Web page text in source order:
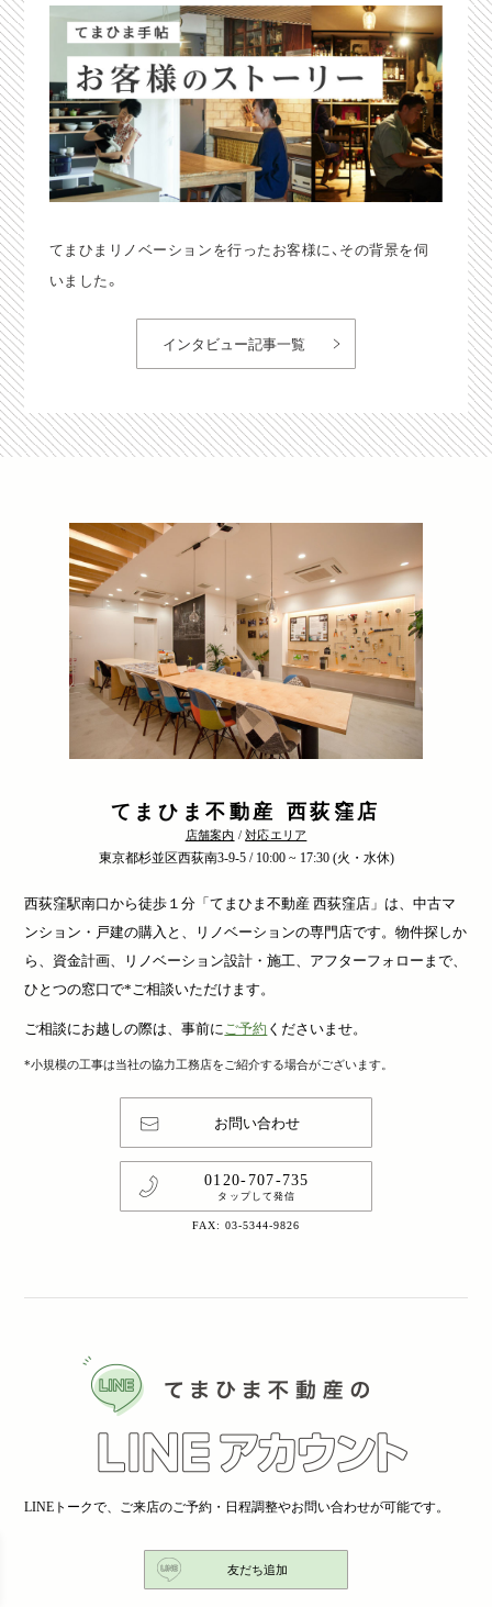
てまひまリノベーションを行ったお客様に、その背景を伺
いました。
インタビュー記事一覧
てまひま不動産 西荻窪店
店舗案内 /対応エリア
東京都杉並区西荻南3-9-5 / 10:00 ~ 17:30 (火・水休)
西荻窪駅南口から徒歩１分「てまひま不動産 西荻窪店」は、中古マ
ンション・戸建の購入と、リノベーションの専門店です。物件探しか
ら、資金計画、リノベーション設計・施工、アフターフォローまで、
ひとつの窓口で*ご相談いただけます。
ご相談にお越しの際は、事前に ご予約 くださいませ。
*小規模の工事は当社の協力工務店をご紹介する場合がございます。
お問い合わせ
0120-707-735
タップして発信
FAX: 03-5344-9826
LINEトークで、ご来店のご予約・日程調整やお問い合わせが可能です。
友だち追加